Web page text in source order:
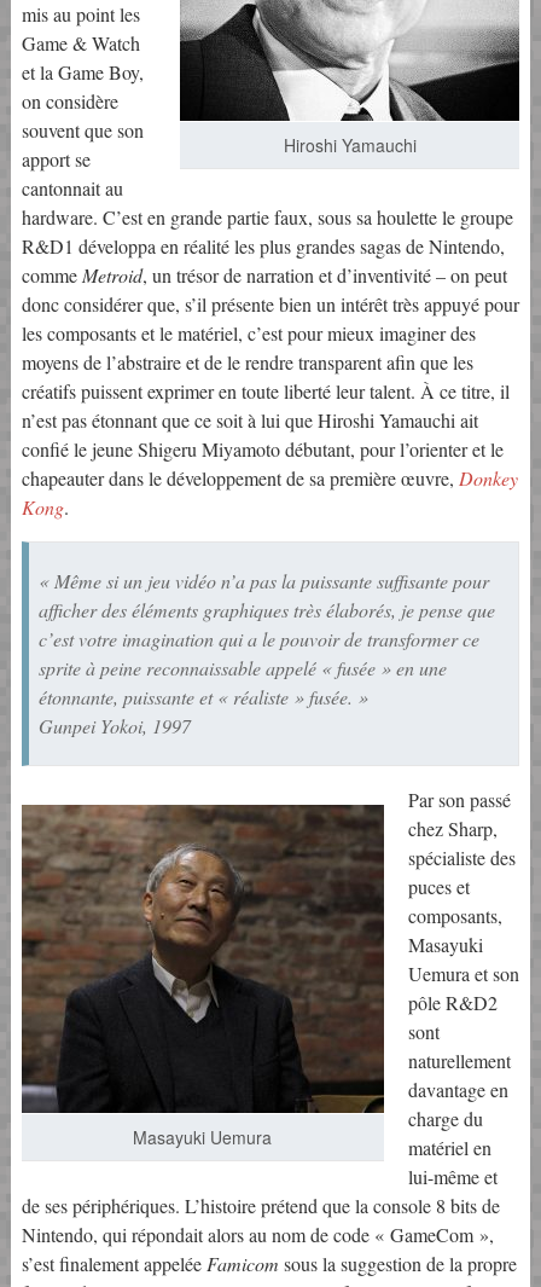
Hiroshi Yamauchi
mis au point les
Game & Watch
et la Game Boy,
on considère
souvent que son
apport se
cantonnait au
hardware. C’est en grande partie faux, sous sa houlette le groupe
R&D1 développa en réalité les plus grandes sagas de Nintendo,
comme Metroid, un trésor de narration et d’inventivité – on peut
donc considérer que, s’il présente bien un intérêt très appuyé pour
les composants et le matériel, c’est pour mieux imaginer des
moyens de l’abstraire et de le rendre transparent afin que les
créatifs puissent exprimer en toute liberté leur talent. À ce titre, il
n’est pas étonnant que ce soit à lui que Hiroshi Yamauchi ait
confié le jeune Shigeru Miyamoto débutant, pour l’orienter et le
chapeauter dans le développement de sa première œuvre, Donkey
Kong.
« Même si un jeu vidéo n’a pas la puissante suffisante pour
afficher des éléments graphiques très élaborés, je pense que
c’est votre imagination qui a le pouvoir de transformer ce
sprite à peine reconnaissable appelé « fusée » en une
étonnante, puissante et « réaliste » fusée. »
Gunpei Yokoi, 1997
Masayuki Uemura
Par son passé
chez Sharp,
spécialiste des
puces et
composants,
Masayuki
Uemura et son
pôle R&D2
sont
naturellement
davantage en
charge du
matériel en
lui-même et
de ses périphériques. L’histoire prétend que la console 8 bits de
Nintendo, qui répondait alors au nom de code « GameCom »,
s’est finalement appeléeFamicom sous la suggestion de la propre